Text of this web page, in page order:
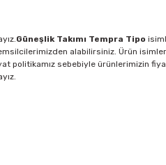
Güneşlik Takımı Tempra Tipo
alabilirsiniz. Ürün
politikamız sebebiyle ürünlerimizin